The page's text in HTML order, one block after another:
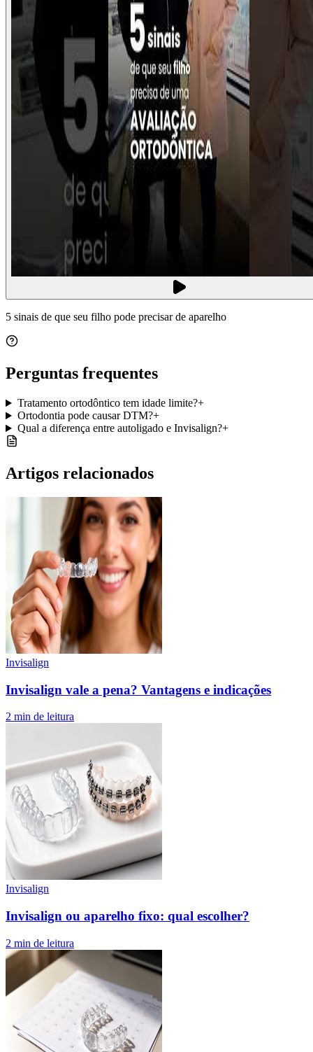
5 sinais de que seu filho pode precisar de aparelho
Perguntas frequentes
Tratamento ortodôntico tem idade limite?+
Ortodontia pode causar DTM?+
Qual a diferença entre autoligado e Invisalign?+
Artigos relacionados
Invisalign
Invisalign vale a pena? Vantagens e indicações
2 min de leitura
Invisalign
Invisalign ou aparelho fixo: qual escolher?
2 min de leitura